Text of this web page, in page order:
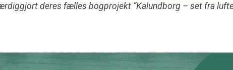
deres fælles bogprojekt “Kalundborg – set fra